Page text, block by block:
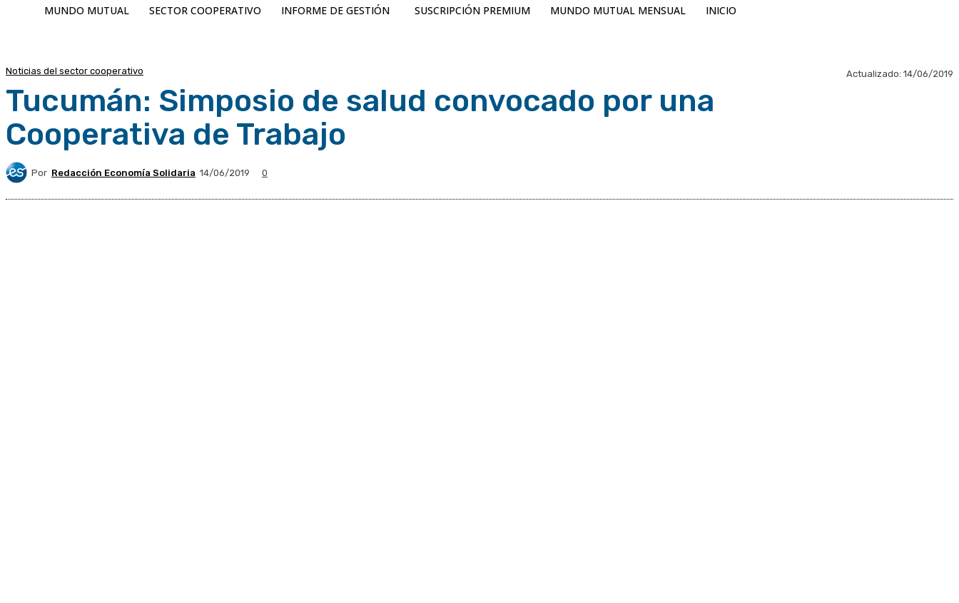
MUNDO MUTUAL SECTOR COOPERATIVO INFORME DE GESTIÓN SUSCRIPCIÓN PREMIUM MUNDO MUTUAL MENSUAL INICIO
Noticias del sector cooperativo Actualizado: 14/06/2019
Tucumán: Simposio de salud convocado por una
Cooperativa de Trabajo
Por Redacción Economía Solidaria 14/06/2019 0